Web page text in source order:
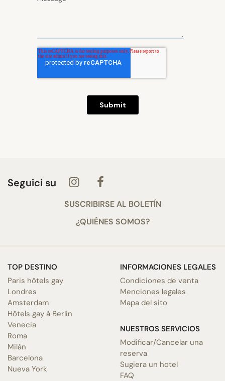
Seguici su
SUSCRIBIRSE AL BOLETÍN
¿QUIÉNES SOMOS?
TOP DESTINO
Paris hôtels gay
Londres
Amsterdam
Hôtels gay à Berlin
Venecia
Roma
Milán
Barcelona
Nueva York
INFORMACIONES LEGALES
Condiciones de venta
Menciones legales
Mapa del sito
NUESTROS SERVICIOS
Modificar/Cancelar una
reserva
Sugiera un hotel
FAQ